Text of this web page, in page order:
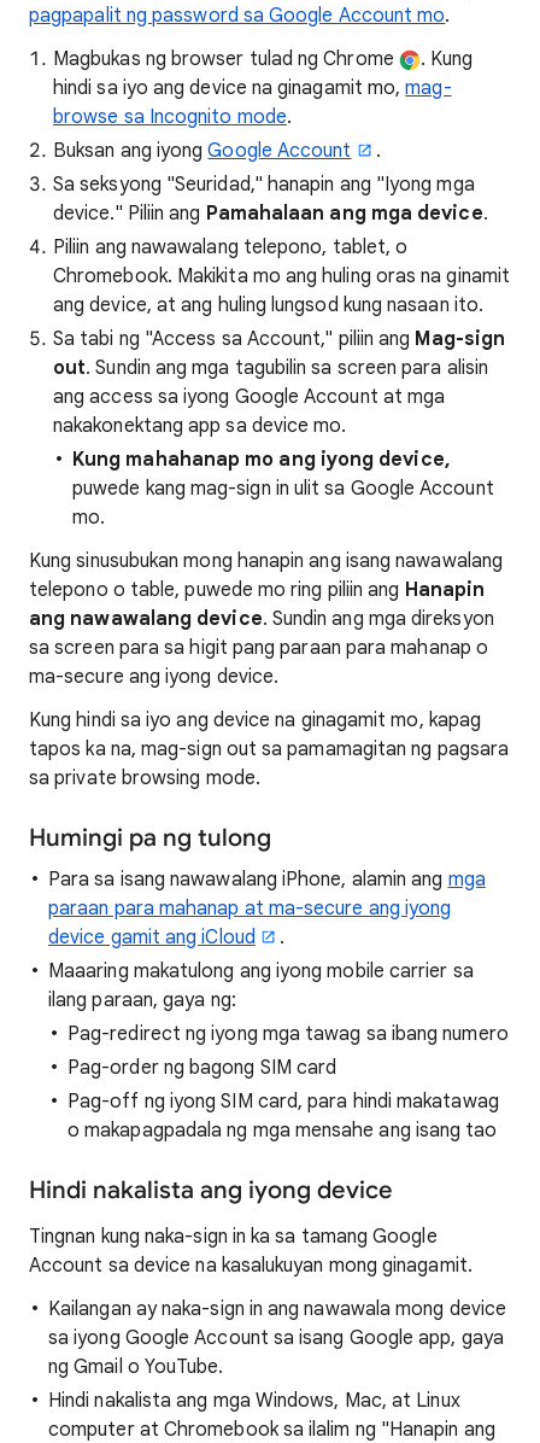
pagpapalit ng password sa Google Account mo.
Magbukas ng browser tulad ng Chrome
. Kung
hindi sa iyo ang device na ginagamit mo,mag-
browse sa Incognito mode.
Buksan ang iyongGoogle Account
.
Sa seksyong "Seuridad," hanapin ang "Iyong mga
device." Piliin ang Pamahalaan ang mga device.
Piliin ang nawawalang telepono, tablet, o
Chromebook. Makikita mo ang huling oras na ginamit
ang device, at ang huling lungsod kung nasaan ito.
Sa tabi ng "Access sa Account," piliin ang Mag-sign
out. Sundin ang mga tagubilin sa screen para alisin
ang access sa iyong Google Account at mga
nakakonektang app sa device mo.
Kung mahahanap mo ang iyong device,
puwede kang mag-sign in ulit sa Google Account
mo.
Kung sinusubukan mong hanapin ang isang nawawalang
telepono o table, puwede mo ring piliin ang Hanapin
ang nawawalang device. Sundin ang mga direksyon
sa screen para sa higit pang paraan para mahanap o
ma-secure ang iyong device.
Kung hindi sa iyo ang device na ginagamit mo, kapag
tapos ka na, mag-sign out sa pamamagitan ng pagsara
sa private browsing mode.
Humingi pa ng tulong
Para sa isang nawawalang iPhone, alamin ang mga
paraan para mahanap at ma-secure ang iyong
device gamit ang iCloud
.
Maaaring makatulong ang iyong mobile carrier sa
ilang paraan, gaya ng:
Pag-redirect ng iyong mga tawag sa ibang numero
Pag-order ng bagong SIM card
Pag-off ng iyong SIM card, para hindi makatawag
o makapagpadala ng mga mensahe ang isang tao
Hindi nakalista ang iyong device
Tingnan kung naka-sign in ka sa tamang Google
Account sa device na kasalukuyan mong ginagamit.
Kailangan ay naka-sign in ang nawawala mong device
sa iyong Google Account sa isang Google app, gaya
ng Gmail o YouTube.
Hindi nakalista ang mga Windows, Mac, at Linux
computer at Chromebook sa ilalim ng "Hanapin ang